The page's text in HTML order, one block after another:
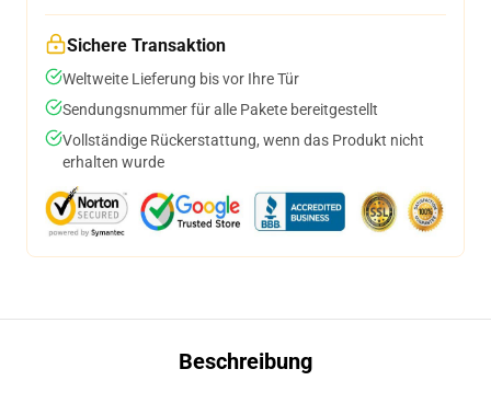
Sichere Transaktion
Weltweite Lieferung bis vor Ihre Tür
Sendungsnummer für alle Pakete bereitgestellt
Vollständige Rückerstattung, wenn das Produkt nicht
erhalten wurde
Beschreibung